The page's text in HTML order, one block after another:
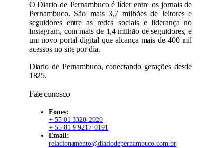
O Diario de Pernambuco é líder entre os jornais de
Pernambuco. São mais 3,7 milhões de leitores e
seguidores entre as redes sociais e liderança no
Instagram, com mais de 1,4 milhão de seguidores, e
um novo portal digital que alcança mais de 400 mil
acessos no site por dia.
Diario de Pernambuco, conectando gerações desde
1825.
Fale conosco
Fones:
+ 55 81 3320-2020
+ 55 81 9 9217-0191
Email:
relacionamento@diariodepernambuco.com.br